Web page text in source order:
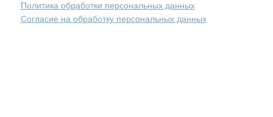
Политика обработки персональных данных
Согласие на обработку персональных данных